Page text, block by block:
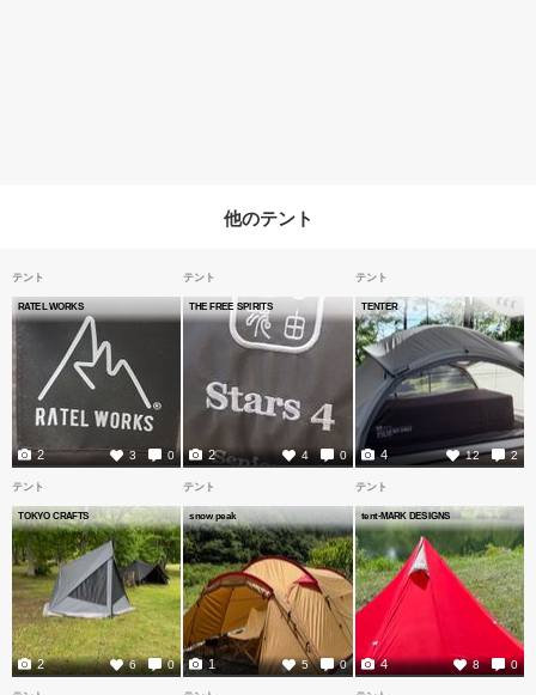
他のテント
テント
RATEL WORKS
3 0
2
テント
THE FREE SPIRITS
4 0
2
テント
TENTER
12 2
4
テント
TOKYO CRAFTS
6 0
2
テント
snow peak
5 0
1
テント
tent-MARK DESIGNS
8 0
4